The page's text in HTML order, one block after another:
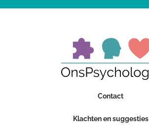
Contact
Klachten en suggesties